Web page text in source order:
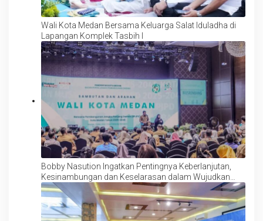
Wali Kota Medan Bersama Keluarga Salat Iduladha di
Lapangan Komplek Tasbih I
Bobby Nasution Ingatkan Pentingnya Keberlanjutan,
Kesinambungan dan Keselarasan dalam Wujudkan
Indonesia Emas 2045